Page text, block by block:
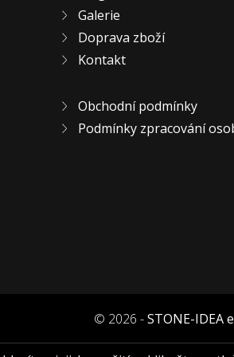
Galerie
Doprava zboží
Kontakt
Obchodní podmínky
Podmínky zpracování
© 2026 -STONE-IDEA